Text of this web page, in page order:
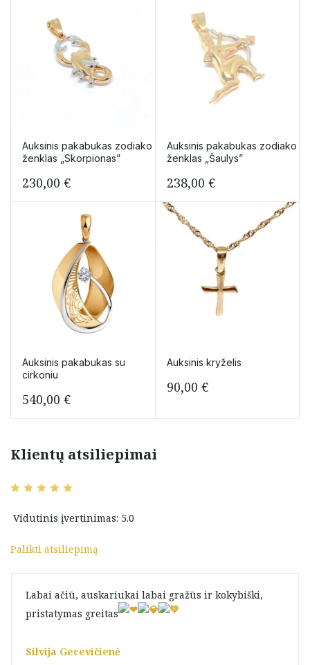
Auksinis pakabukas zodiako
ženklas „Skorpionas”
230,00 €
Auksinis pakabukas zodiako
ženklas „Šaulys”
238,00 €
Auksinis pakabukas su
cirkoniu
540,00 €
Auksinis kryželis
90,00 €
Klientų atsiliepimai
Vidutinis įvertinimas: 5.0
Palikti atsiliepimą
Labai ačiū, auskariukai labai gražūs ir kokybiški,
pristatymas greitas
Silvija Gecevičienė